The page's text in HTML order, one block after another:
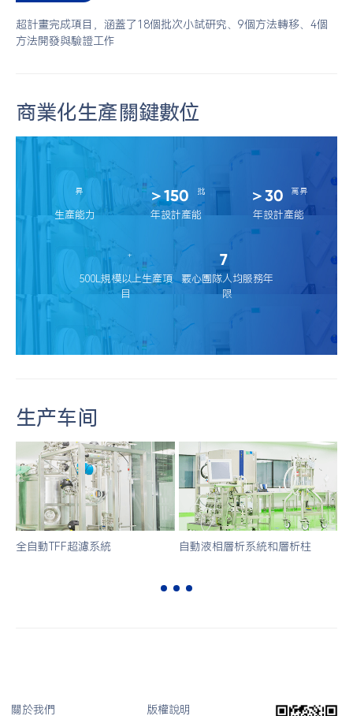
超計畫完成項目，涵蓋了18個批次小試研究、9個方法轉移、4個
方法開發與驗證工作
商業化生產關鍵數位
昇
生產能力
＞150 批
年設計產能
＞30 萬昇
年設計產能
+
500L規模以上生產項
目
7
覈心團隊人均服務年
限
生产车间
全自動TFF超濾系統 自動液相層析系統和層析柱
關於我們 版權說明